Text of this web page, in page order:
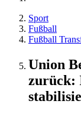
Sport
Fußball
Fußball
Union
zurück: